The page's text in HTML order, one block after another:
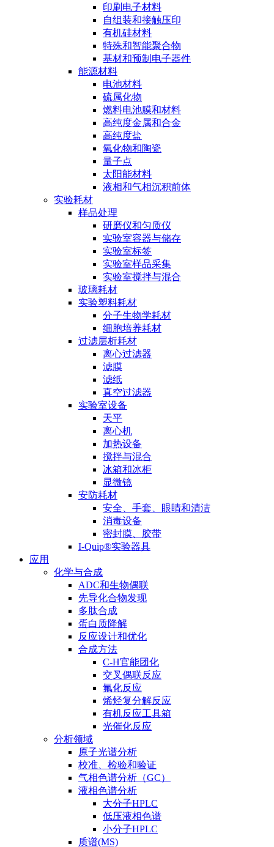
印刷电子材料
自组装和接触压印
有机硅材料
特殊和智能聚合物
基材和预制电子器件
能源材料
电池材料
硫属化物
燃料电池膜和材料
高纯度金属和合金
高纯度盐
氧化物和陶瓷
量子点
太阳能材料
液相和气相沉积前体
实验耗材
样品处理
研磨仪和匀质仪
实验室容器与储存
实验室标签
实验室样品采集
实验室搅拌与混合
玻璃耗材
实验塑料耗材
分子生物学耗材
细胞培养耗材
过滤层析耗材
离心过滤器
滤膜
滤纸
真空过滤器
实验室设备
天平
离心机
加热设备
搅拌与混合
冰箱和冰柜
显微镜
安防耗材
安全、手套、眼睛和清洁
消毒设备
密封膜、胶带
I-Quip®️实验器具
应用
化学与合成
ADC和生物偶联
先导化合物发现
多肽合成
蛋白质降解
反应设计和优化
合成方法
C-H官能团化
交叉偶联反应
氟化反应
烯烃复分解反应
有机反应工具箱
光催化反应
分析领域
原子光谱分析
校准、检验和验证
气相色谱分析（GC）
液相色谱分析
大分子HPLC
低压液相色谱
小分子HPLC
质谱(MS)